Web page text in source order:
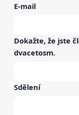
E-mail
Dokažte, že jste
dvacetosm.
Sdělení